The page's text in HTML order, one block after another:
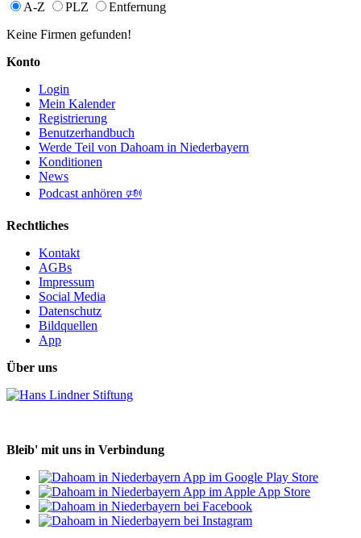
A-Z PLZ
Entfernung
Keine Firmen gefunden!
Konto
Login
Mein Kalender
Registrierung
Benutzerhandbuch
Werde Teil von Dahoam in Niederbayern
Konditionen
News
Podcast anhören 🕬
Rechtliches
Kontakt
AGBs
Impressum
Social Media
Datenschutz
Bildquellen
App
Über uns
Bleib' mit uns in Verbindung